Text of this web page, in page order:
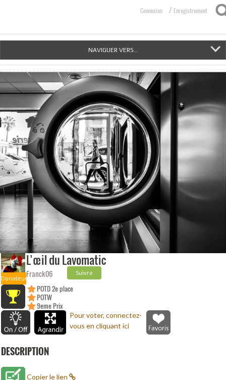
Connexion / Enregistrement
NAVIGUER VERS...
Donateur
L’œil du Lavomatic
Franck06 Suivre
POTD 2e place
POTW
9eme Prix
(Duelo)
Pour voter, connectez-
vous en cliquant ici
DESCRIPTION
Copier le lien